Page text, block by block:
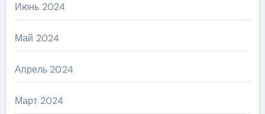
Июнь 2024
Май 2024
Апрель 2024
Март 2024